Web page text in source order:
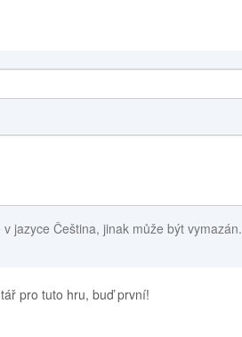
jazyce Čeština, jinak může být vymazán.
pro tuto hru, buď první!